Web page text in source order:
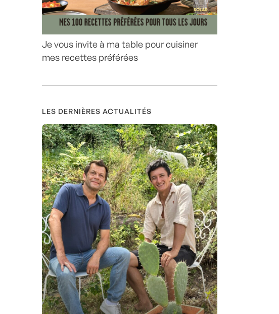
Je vous invite à ma table pour cuisiner
mes recettes préférées
LES DERNIÈRES ACTUALITÉS